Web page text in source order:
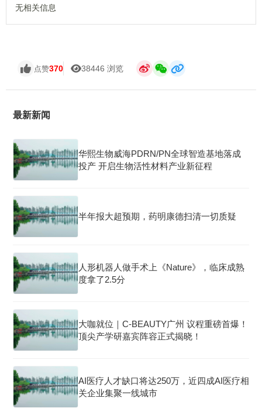
无相关信息
点赞370 38446 浏览
最新新闻
华熙生物威海PDRN/PN全球智造基地落成
投产 开启生物活性材料产业新征程
半年报大超预期，药明康德扫清一切质疑
人形机器人做手术上《Nature》，临床成熟
度拿了2.5分
大咖就位｜C-BEAUTY广州 议程重磅首爆！
顶尖产学研嘉宾阵容正式揭晓！
AI医疗人才缺口将达250万，近四成AI医疗相
关企业集聚一线城市